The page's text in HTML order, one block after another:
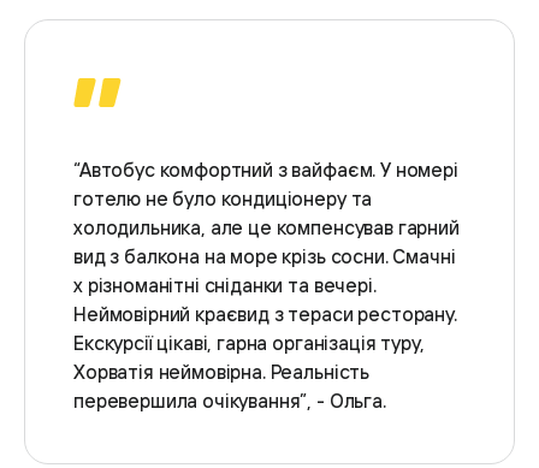
​​​​​​“Автобус комфортний з вайфаєм. У номері
готелю не було кондиціонеру та
холодильника, але це компенсував гарний
вид з балкона на море крізь сосни. Смачні
х різноманітні сніданки та вечері.
Неймовірний краєвид з тераси ресторану.
Екскурсії цікаві, гарна організація туру,
Хорватія неймовірна. Реальність
перевершила очікування”, - Ольга.